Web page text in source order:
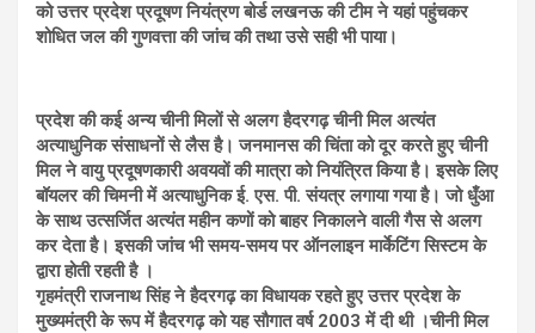
को उत्तर प्रदेश प्रदूषण नियंत्रण बोर्ड लखनऊ की टीम ने यहां पहुंचकर
शोधित जल की गुणवत्ता की जांच की तथा उसे सही भी पाया।
प्रदेश की कई अन्य चीनी मिलों से अलग हैदरगढ़ चीनी मिल अत्यंत
अत्याधुनिक संसाधनों से लैस है। जनमानस की चिंता को दूर करते हुए चीनी
मिल ने वायु प्रदूषणकारी अवयवों की मात्रा को नियंत्रित किया है। इसके लिए
बॉयलर की चिमनी में अत्याधुनिक ई. एस. पी. संयत्र लगाया गया है। जो धुँआ
के साथ उत्सर्जित अत्यंत महीन कणों को बाहर निकालने वाली गैस से अलग
कर देता है। इसकी जांच भी समय-समय पर ऑनलाइन मार्केटिंग सिस्टम के
द्वारा होती रहती है ।
गृहमंत्री राजनाथ सिंह ने हैदरगढ़ का विधायक रहते हुए उत्तर प्रदेश के
मुख्यमंत्री के रूप में हैदरगढ़ को यह सौगात वर्ष 2003 में दी थी ।चीनी मिल